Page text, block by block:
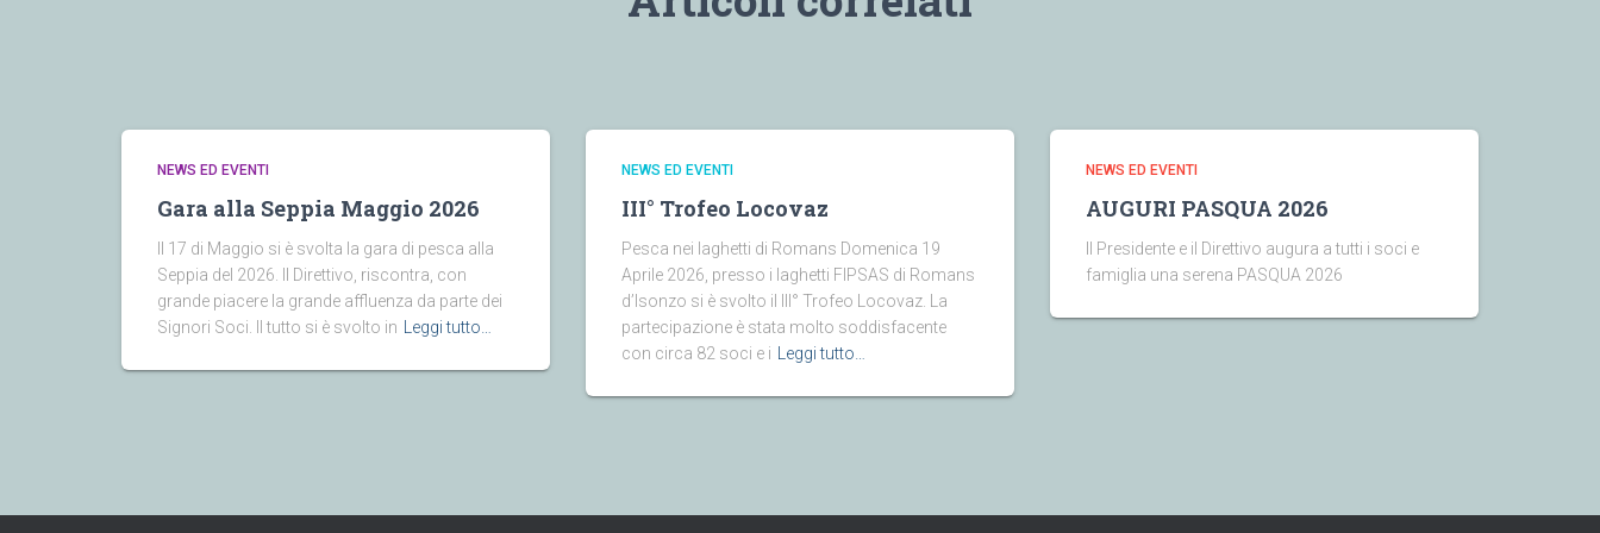
NEWS ED EVENTI
Gara alla Seppia Maggio 2026
Il 17 di Maggio si è svolta la gara di pesca alla
Seppia del 2026. Il Direttivo, riscontra, con
grande piacere la grande affluenza da parte dei
Signori Soci. Il tutto si è svolto in
Leggi tutto…
NEWS ED EVENTI
III° Trofeo Locovaz
Pesca nei laghetti di Romans Domenica 19
Aprile 2026, presso i laghetti FIPSAS di Romans
d’Isonzo si è svolto il III° Trofeo Locovaz. La
partecipazione è stata molto soddisfacente
con circa 82 soci e i
Leggi tutto…
NEWS ED EVENTI
AUGURI PASQUA 2026
Il Presidente e il Direttivo augura a tutti i soci e
famiglia una serena PASQUA 2026